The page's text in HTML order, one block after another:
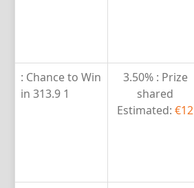
Prize :
3.50%
shared
Estimated: €12
Chance to Win :
1 in 313.9